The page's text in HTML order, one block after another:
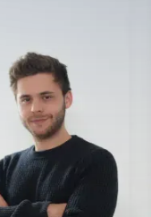
dans la lutte
d’éviter le
110 000 tonnes de